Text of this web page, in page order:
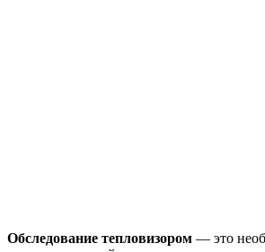
Обследование тепловизором — это